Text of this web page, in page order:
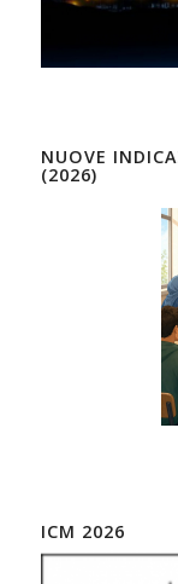
NUOVE
(2026)
ICM 2026